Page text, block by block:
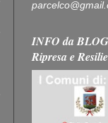
INFO da
Ripresa e